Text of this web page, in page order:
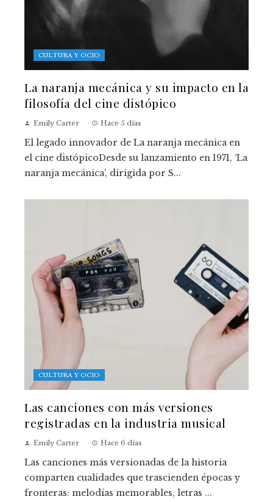
CULTURA Y OCIO
La naranja mecánica y su impacto en la
filosofía del cine distópico
Emily Carter Hace 5 días
El legado innovador de La naranja mecánica en
el cine distópicoDesde su lanzamiento en 1971, ‘La
naranja mecánica’, dirigida por S...
CULTURA Y OCIO
Las canciones con más versiones
registradas en la industria musical
Emily Carter Hace 6 días
Las canciones más versionadas de la historia
comparten cualidades que trascienden épocas y
fronteras: melodías memorables, letras ...